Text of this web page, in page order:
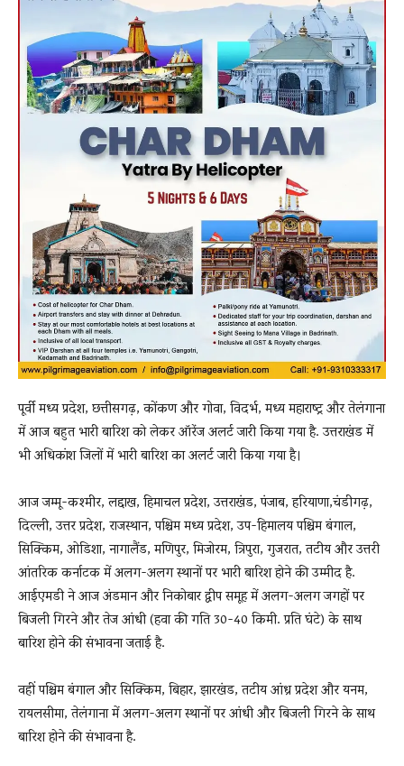
पूर्वी मध्य प्रदेश, छत्तीसगढ़, कोंकण और गोवा, विदर्भ, मध्य महाराष्ट्र और तेलंगाना
में आज बहुत भारी बारिश को लेकर ऑरेंज अलर्ट जारी किया गया है. उत्तराखंड में
भी अधिकांश जिलों में भारी बारिश का अलर्ट जारी किया गया है।
आज जम्मू-कश्मीर, लद्दाख, हिमाचल प्रदेश, उत्तराखंड, पंजाब, हरियाणा,चंडीगढ़,
दिल्ली, उत्तर प्रदेश, राजस्थान, पश्चिम मध्य प्रदेश, उप-हिमालय पश्चिम बंगाल,
सिक्किम, ओडिशा, नागालैंड, मणिपुर, मिजोरम, त्रिपुरा, गुजरात, तटीय और उत्तरी
आंतरिक कर्नाटक में अलग-अलग स्थानों पर भारी बारिश होने की उम्मीद है.
आईएमडी ने आज अंडमान और निकोबार द्वीप समूह में अलग-अलग जगहों पर
बिजली गिरने और तेज आंधी (हवा की गति 30-40 किमी. प्रति घंटे) के साथ
बारिश होने की संभावना जताई है.
वहीं पश्चिम बंगाल और सिक्किम, बिहार, झारखंड, तटीय आंध्र प्रदेश और यनम,
रायलसीमा, तेलंगाना में अलग-अलग स्थानों पर आंधी और बिजली गिरने के साथ
बारिश होने की संभावना है.